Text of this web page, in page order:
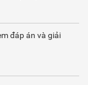
đáp án và giải